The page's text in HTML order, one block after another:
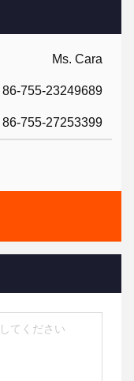
Ms. Cara
86-755-23249689
86-755-27253399